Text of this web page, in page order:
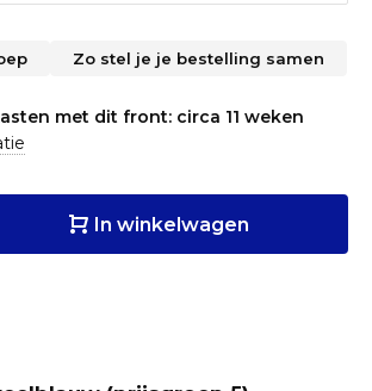
Zo stel je je bestelling samen
met dit front: circa 11 weken
In winkelwagen